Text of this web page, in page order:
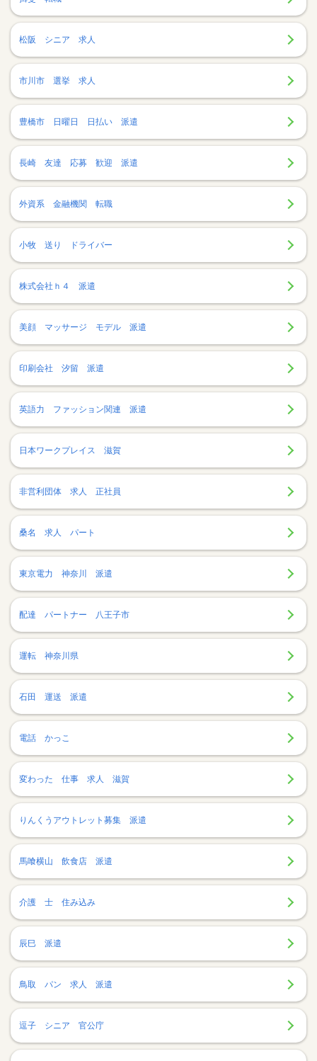
松阪 シニア 求人
市川市 選挙 求人
豊橋市 日曜日 日払い 派遣
長崎 友達 応募 歓迎 派遣
外資系 金融機関 転職
小牧 送り ドライバー
株式会社ｈ４ 派遣
美顔 マッサージ モデル 派遣
印刷会社 汐留 派遣
英語力 ファッション関連 派遣
日本ワークプレイス 滋賀
非営利団体 求人 正社員
桑名 求人 パート
東京電力 神奈川 派遣
配達 パートナー 八王子市
運転 神奈川県
石田 運送 派遣
電話 かっこ
変わった 仕事 求人 滋賀
りんくうアウトレット募集 派遣
馬喰横山 飲食店 派遣
介護 士 住み込み
辰巳 派遣
鳥取 パン 求人 派遣
逗子 シニア 官公庁